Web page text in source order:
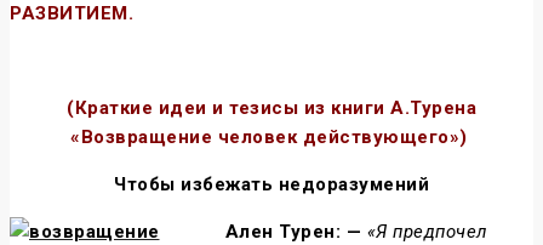
РАЗВИТИЕМ.
(Краткие идеи и тезисы из книги А.Турена
«Возвращение человек действующего»)
Чтобы избежать недоразумений
Ален Турен: — «Я предпочел